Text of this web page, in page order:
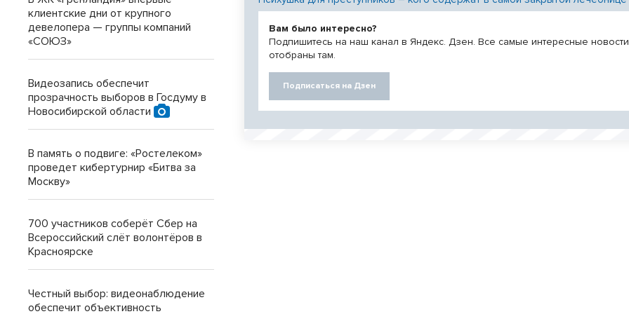
Вам было интересно?
Подпишитесь на наш канал в Яндекс. Дзен. Все самые интересные новости
отобраны там.
Подписаться на Дзен
клиентские дни от крупного
девелопера — группы компаний
«СОЮЗ»
Видеозапись обеспечит
прозрачность выборов в Госдуму в
Новосибирской области
В память о подвиге: «Ростелеком»
проведет кибертурнир «Битва за
Москву»
700 участников соберёт Сбер на
Всероссийский слёт волонтёров в
Красноярске
Честный выбор: видеонаблюдение
обеспечит объективность